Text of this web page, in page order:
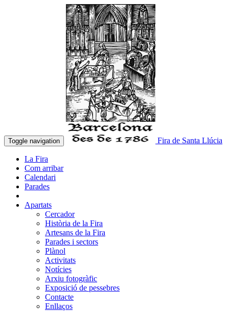
Toggle navigation Fira de Santa Llúcia
La Fira
Com arribar
Calendari
Parades
Apartats
Cercador
Història de la Fira
Artesans de la Fira
Parades i sectors
Plànol
Activitats
Notícies
Arxiu fotogràfic
Exposició de pessebres
Contacte
Enllaços